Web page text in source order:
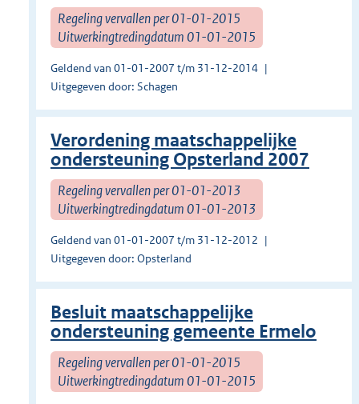
Regeling vervallen per 01-01-2015
Uitwerkingtredingdatum 01-01-2015
Geldend van 01-01-2007 t/m 31-12-2014
Uitgegeven door: Schagen
Verordening maatschappelijke
ondersteuning Opsterland 2007
Regeling vervallen per 01-01-2013
Uitwerkingtredingdatum 01-01-2013
Geldend van 01-01-2007 t/m 31-12-2012
Uitgegeven door: Opsterland
Besluit maatschappelijke
ondersteuning gemeente Ermelo
Regeling vervallen per 01-01-2015
Uitwerkingtredingdatum 01-01-2015